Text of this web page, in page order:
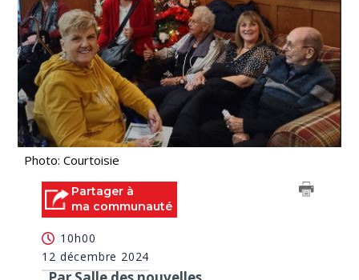
Photo: Courtoisie
Partager à
ma communauté
10h00
12 décembre 2024